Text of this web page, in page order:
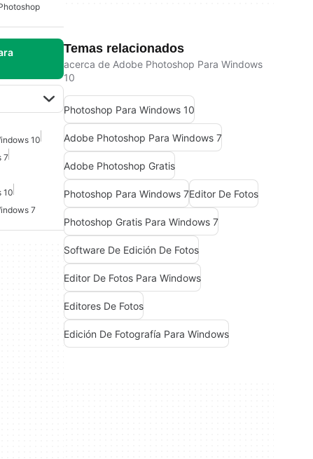
10
7
10
7
Temas relacionados
acerca de Adobe Photoshop Para Windows
10
Photoshop Para Windows 10
Adobe Photoshop Para Windows 7
Adobe Photoshop Gratis
Photoshop Para Windows 7Editor De Fotos
Photoshop Gratis Para Windows 7
Software De Edición De Fotos
Editor De Fotos Para Windows
Editores De Fotos
Edición De Fotografía Para Windows